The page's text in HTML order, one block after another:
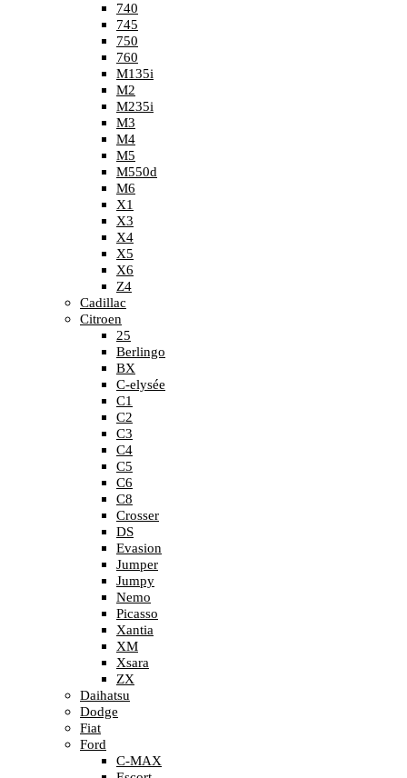
740
745
750
760
M135i
M2
M235i
M3
M4
M5
M550d
M6
X1
X3
X4
X5
X6
Z4
Cadillac
Citroen
25
Berlingo
BX
C-elysée
C1
C2
C3
C4
C5
C6
C8
Crosser
DS
Evasion
Jumper
Jumpy
Nemo
Picasso
Xantia
XM
Xsara
ZX
Daihatsu
Dodge
Fiat
Ford
C-MAX